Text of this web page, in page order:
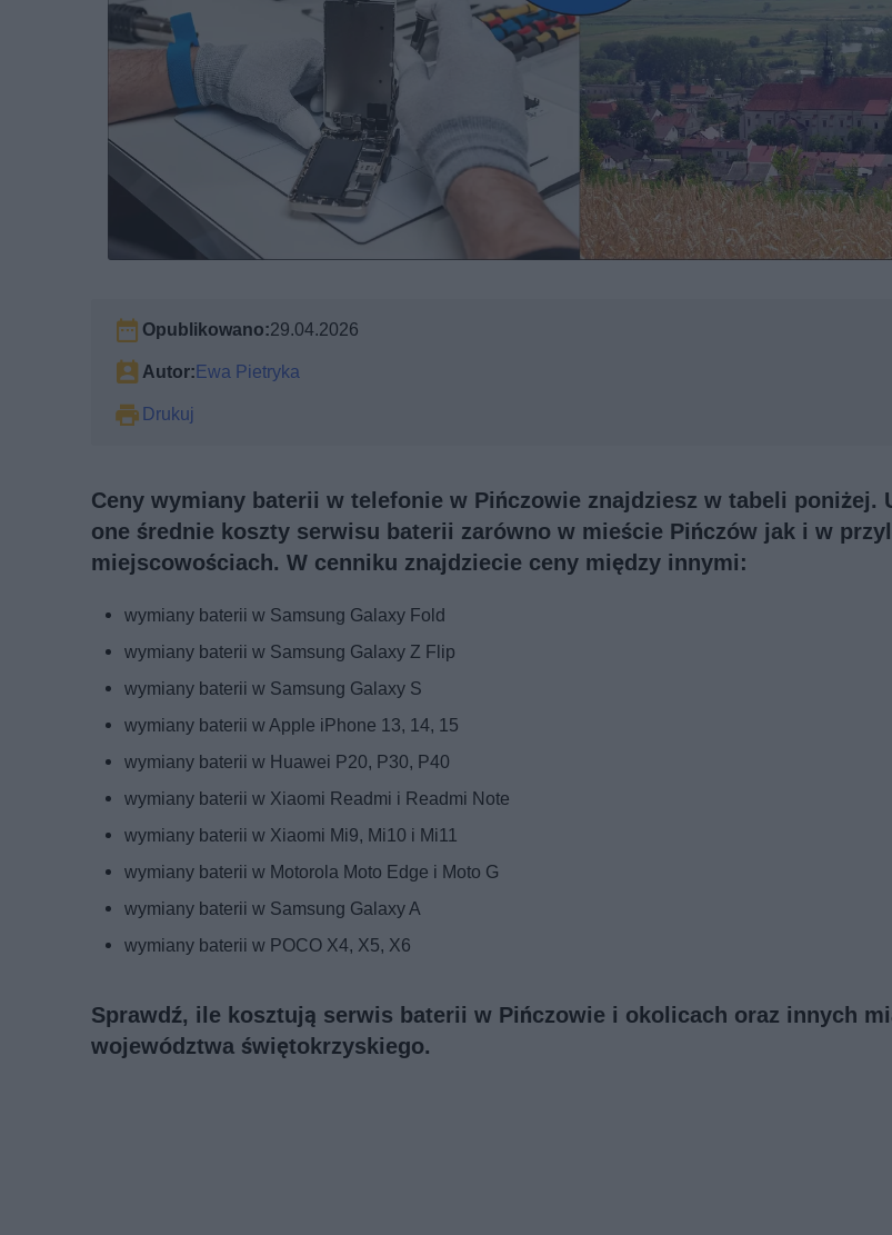
Opublikowano:29.04.2026
Autor: Ewa Pietryka
Drukuj
Ceny wymiany baterii w telefonie w Pińczowie znajdziesz w tabeli poniżej.
one średnie koszty serwisu baterii zarówno w mieście Pińczów jak i w
miejscowościach. W cenniku znajdziecie ceny między innymi:
wymiany baterii w Samsung Galaxy Fold
wymiany baterii w Samsung Galaxy Z Flip
wymiany baterii w Samsung Galaxy S
wymiany baterii w Apple iPhone 13, 14, 15
wymiany baterii w Huawei P20, P30, P40
wymiany baterii w Xiaomi Readmi i Readmi Note
wymiany baterii w Xiaomi Mi9, Mi10 i Mi11
wymiany baterii w Motorola Moto Edge i Moto G
wymiany baterii w Samsung Galaxy A
wymiany baterii w POCO X4, X5, X6
Sprawdź, ile kosztują serwis baterii w Pińczowie i okolicach oraz innych
województwa świętokrzyskiego.